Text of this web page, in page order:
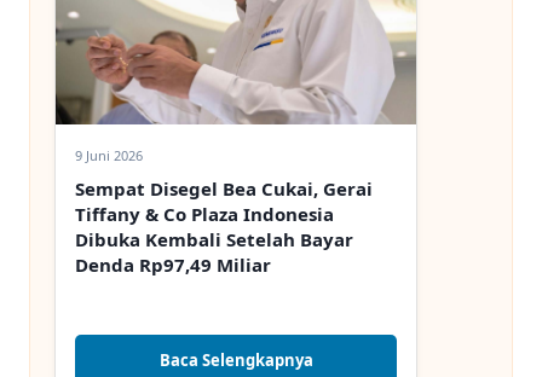
9 Juni 2026
Sempat Disegel Bea Cukai, Gerai
Tiffany & Co Plaza Indonesia
Dibuka Kembali Setelah Bayar
Denda Rp97,49 Miliar
Baca Selengkapnya